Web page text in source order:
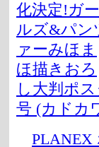
化決定!ガー
ルズ&パン
ァーみほま
ほ描きおろ
し大判ポ
号 (カドカ
PLANEX